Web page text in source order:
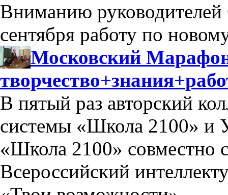
Вниманию
сентября работу по
Московский
В пятый раз авторский
системы «Школа 2100» и
«Школа 2100» совместно
Всероссийский